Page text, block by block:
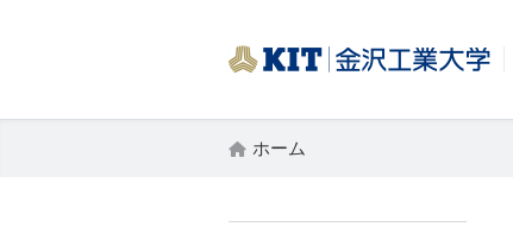
ホーム